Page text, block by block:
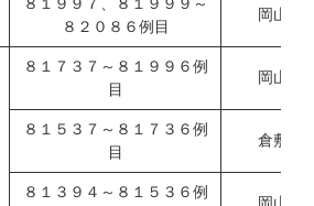
８２０８６例目
岡山県
８１７３７～８１９９６例
目
岡山市
８１５３７～８１７３６例
目
倉敷市
８１３９４～８１５３６例